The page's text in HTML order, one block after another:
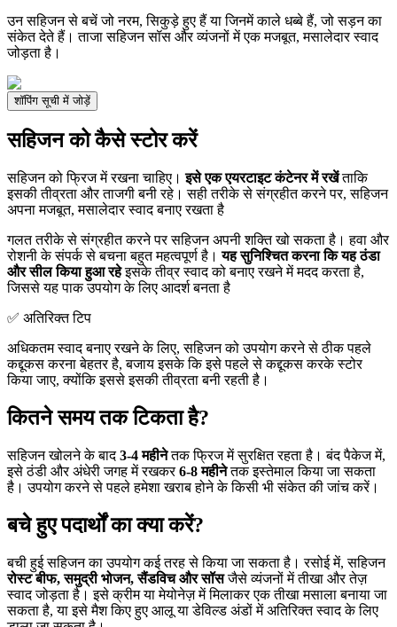
उन सहिजन से बचें जो नरम, सिकुड़े हुए हैं या जिनमें काले धब्बे हैं, जो सड़न का
संकेत देते हैं। ताजा सहिजन सॉस और व्यंजनों में एक मजबूत, मसालेदार स्वाद
जोड़ता है।
शॉपिंग सूची में जोड़ें
सहिजन को कैसे स्टोर करें
सहिजन को फ्रिज में रखना चाहिए।इसे एक एयरटाइट कंटेनर में रखेंताकि
इसकी तीव्रता और ताजगी बनी रहे। सही तरीके से संग्रहीत करने पर, सहिजन
अपना मजबूत, मसालेदार स्वाद बनाए रखता है
गलत तरीके से संग्रहीत करने पर सहिजन अपनी शक्ति खो सकता है। हवा और
रोशनी के संपर्क से बचना बहुत महत्वपूर्ण है।यह सुनिश्चित करना कि यह ठंडा
और सील किया हुआ रहेइसके तीव्र स्वाद को बनाए रखने में मदद करता है,
जिससे यह पाक उपयोग के लिए आदर्श बनता है
✅ अतिरिक्त टिप
अधिकतम स्वाद बनाए रखने के लिए, सहिजन को उपयोग करने से ठीक पहले
कद्दूकस करना बेहतर है, बजाय इसके कि इसे पहले से कद्दूकस करके स्टोर
किया जाए, क्योंकि इससे इसकी तीव्रता बनी रहती है।
कितने समय तक टिकता है?
सहिजन खोलने के बाद3-4 महीनेतक फ्रिज में सुरक्षित रहता है। बंद पैकेज में,
इसे ठंडी और अंधेरी जगह में रखकर6-8 महीनेतक इस्तेमाल किया जा सकता
है। उपयोग करने से पहले हमेशा खराब होने के किसी भी संकेत की जांच करें।
बचे हुए पदार्थों का क्या करें?
बची हुई सहिजन का उपयोग कई तरह से किया जा सकता है। रसोई में, सहिजन
रोस्ट बीफ, समुद्री भोजन, सैंडविच और सॉसजैसे व्यंजनों में तीखा और तेज़
स्वाद जोड़ता है। इसे क्रीम या मेयोनेज़ में मिलाकर एक तीखा मसाला बनाया जा
सकता है, या इसे मैश किए हुए आलू या डेविल्ड अंडों में अतिरिक्त स्वाद के लिए